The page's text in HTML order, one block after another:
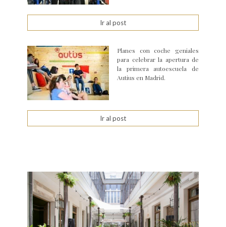
Ir al post
Planes con coche geniales
para celebrar la apertura de
la primera autoescuela de
Autius en Madrid.
Ir al post